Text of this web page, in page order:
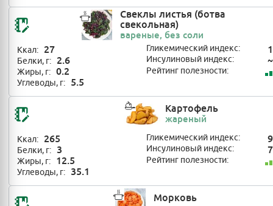
Свеклы листья (ботва
свекольная)
вареные, без соли
Ккал: 27
Белки, г: 2.6
Жиры, г: 0.2
Углеводы, г: 5.5
Гликемический индекс:
Инсулиновый индекс: ~
Рейтинг полезности:
Картофель
жареный
Ккал: 265
Белки, г: 3
Жиры, г: 12.5
Углеводы, г: 35.1
Гликемический индекс:
Инсулиновый индекс:
Рейтинг полезности:
Морковь